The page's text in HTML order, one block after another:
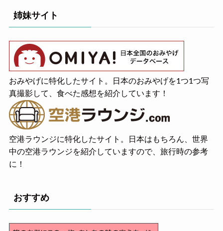
姉妹サイト
おみやげに特化したサイト。日本のおみやげを1つ1つ写
真撮影して、食べた感想を紹介しています！
空港ラウンジに特化したサイト。日本はもちろん、世界
中の空港ラウンジを紹介していますので、旅行時の参考
に！
おすすめ